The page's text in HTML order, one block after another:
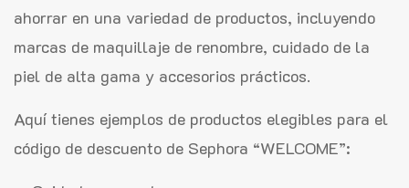
ahorrar en una variedad de productos, incluyendo
marcas de maquillaje de renombre, cuidado de la
piel de alta gama y accesorios prácticos.
Aquí tienes ejemplos de productos elegibles para el
código de descuento de Sephora “WELCOME”: